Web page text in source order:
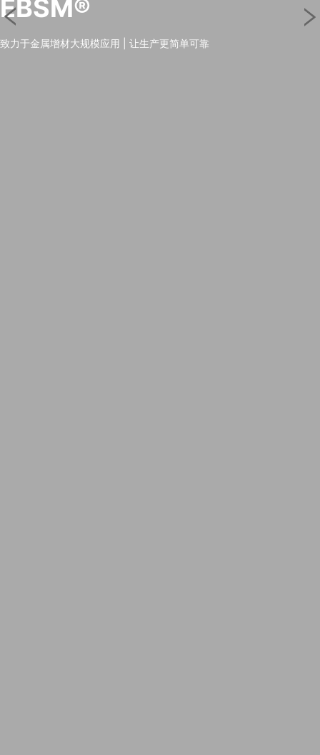
EBSM®
致力于金属增材大规模应用 | 让生产更简单可靠